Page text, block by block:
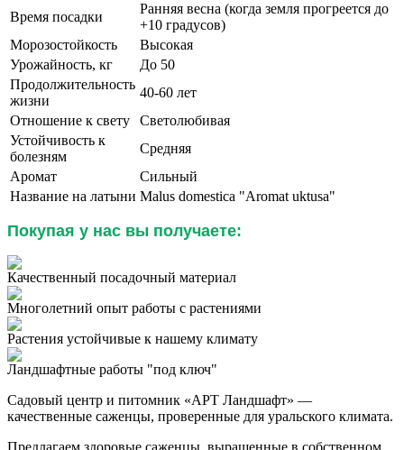
Время посадки
Ранняя весна (когда земля прогреется до
+10 градусов)
Морозостойкость
Высокая
Урожайность, кг
До 50
Продолжительность
жизни
40-60 лет
Отношение к свету
Светолюбивая
Устойчивость к
болезням
Средняя
Аромат
Сильный
Название на латыни Malus domestica "Аromat uktusa"
Покупая у нас вы получаете:
Качественный посадочный материал
Многолетний опыт работы с растениями
Растения устойчивые к нашему климату
Ландшафтные работы "под ключ"
Садовый центр и питомник «АРТ Ландшафт» —
качественные саженцы, проверенные для уральского климата.